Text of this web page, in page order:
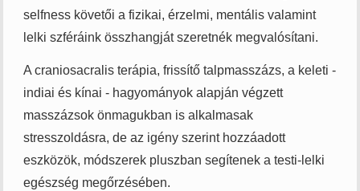
selfness követői a fizikai, érzelmi, mentális valamint
lelki szféráink összhangját szeretnék megvalósítani.
A craniosacralis terápia, frissítő talpmasszázs, a keleti -
indiai és kínai - hagyományok alapján végzett
masszázsok önmagukban is alkalmasak
stresszoldásra, de az igény szerint hozzáadott
eszközök, módszerek pluszban segítenek a testi-lelki
egészség megőrzésében.